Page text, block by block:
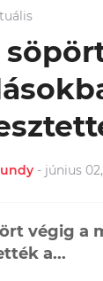
- június
végig a
a...